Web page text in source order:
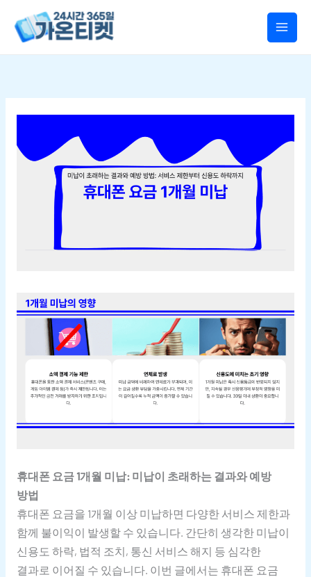
콘텐츠로
건너뛰기
휴대폰 요금 1개월 미납: 미납이 초래하는 결과와 예방
방법
휴대폰 요금을 1개월 이상 미납하면 다양한 서비스 제한과
함께 불이익이 발생할 수 있습니다. 간단히 생각한 미납이
신용도 하락, 법적 조치, 통신 서비스 해지 등 심각한
결과로 이어질 수 있습니다. 이번 글에서는 휴대폰 요금